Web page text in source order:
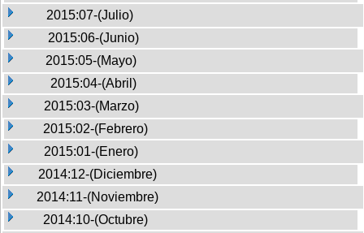
2015:07-(Julio)
2015:06-(Junio)
2015:05-(Mayo)
2015:04-(Abril)
2015:03-(Marzo)
2015:02-(Febrero)
2015:01-(Enero)
2014:12-(Diciembre)
2014:11-(Noviembre)
2014:10-(Octubre)